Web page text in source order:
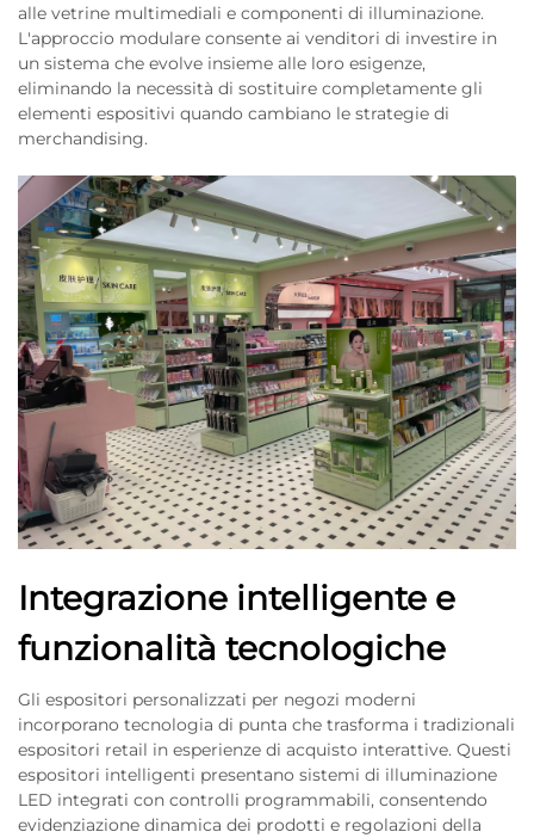
alle vetrine multimediali e componenti di illuminazione.
L'approccio modulare consente ai venditori di investire in
un sistema che evolve insieme alle loro esigenze,
eliminando la necessità di sostituire completamente gli
elementi espositivi quando cambiano le strategie di
merchandising.
Integrazione intelligente e
funzionalità tecnologiche
Gli espositori personalizzati per negozi moderni
incorporano tecnologia di punta che trasforma i tradizionali
espositori retail in esperienze di acquisto interattive. Questi
espositori intelligenti presentano sistemi di illuminazione
LED integrati con controlli programmabili, consentendo
evidenziazione dinamica dei prodotti e regolazioni della